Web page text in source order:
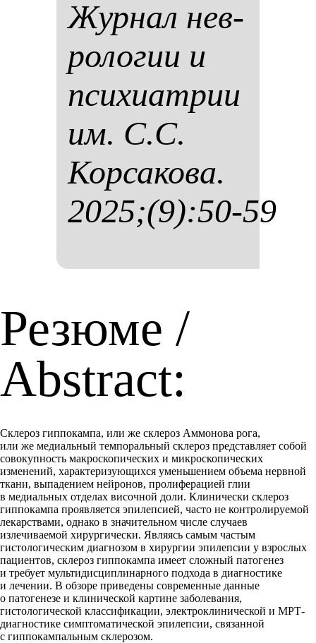
Жур­нал нев­
ро­ло­гии и
пси­хи­ат­рии
им. С.С.
Кор­са­ко­ва.
2025;(9):50-59
Резюме /
Abstract:
Склероз гиппокампа, или же склероз Аммонова рога,
или же медиальный темпоральный склероз представляет собой
совокупность макроскопических и микроскопических
изменений, характеризующихся уменьшением объема нервной
ткани, выпадением нейронов, пролиферацией глии
в медиальных отделах височной доли. Клинически склероз
гиппокампа проявляется эпилепсией, часто не контролируемой
лекарствами, однако в значительном числе случаев
излечиваемой хирургически. Являясь самым частым
гистологическим диагнозом в хирургии эпилепсии у взрослых
пациентов, склероз гиппокампа имеет сложный патогенез
и требует мультидисциплинарного подхода в диагностике
и лечении. В обзоре приведены современные данные
о патогенезе и клинической картине заболевания,
гистологической классификации, электроклинической и МРТ-
диагностике симптоматической эпилепсии, связанной
с гиппокампальным склерозом.